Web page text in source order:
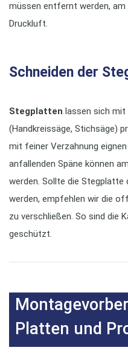
müssen entfernt werden,
Druckluft.
Schneiden der
Stegplatten lassen sich
(Handkreissäge, Stichsäge)
mit feiner Verzahnung
anfallenden Späne können
werden. Sollte die Stegplatte
werden, empfehlen wir die
zu verschließen. So sind die
geschützt.
Platten und